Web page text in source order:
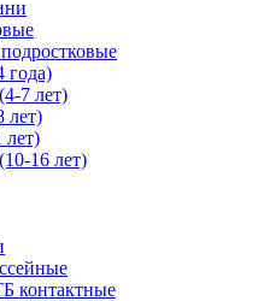
года)
7 лет)
лет)
лет)
16 лет)
контактные